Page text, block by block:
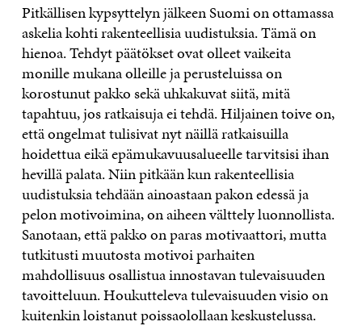
Pitkällisen kypsyttelyn jälkeen Suomi on ottamassa
askelia kohti rakenteellisia uudistuksia. Tämä on
hienoa. Tehdyt päätökset ovat olleet vaikeita
monille mukana olleille ja perusteluissa on
korostunut pakko sekä uhkakuvat siitä, mitä
tapahtuu, jos ratkaisuja ei tehdä. Hiljainen toive on,
että ongelmat tulisivat nyt näillä ratkaisuilla
hoidettua eikä epämukavuusalueelle tarvitsisi ihan
hevillä palata. Niin pitkään kun rakenteellisia
uudistuksia tehdään ainoastaan pakon edessä ja
pelon motivoimina, on aiheen välttely luonnollista.
Sanotaan, että pakko on paras motivaattori, mutta
tutkitusti muutosta motivoi parhaiten
mahdollisuus osallistua innostavan tulevaisuuden
tavoitteluun. Houkutteleva tulevaisuuden visio on
kuitenkin loistanut poissaolollaan keskustelussa.